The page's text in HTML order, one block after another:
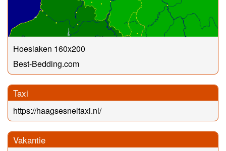
Hoeslaken 160x200
Best-Bedding.com
Taxi
https://haagsesneltaxi.nl/
Vakantie